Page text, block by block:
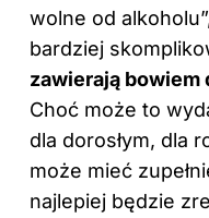
wolne od
bardziej
zawierają bowiem
Choć może to
dla dorosłym, dla
może mieć
najlepiej będzie